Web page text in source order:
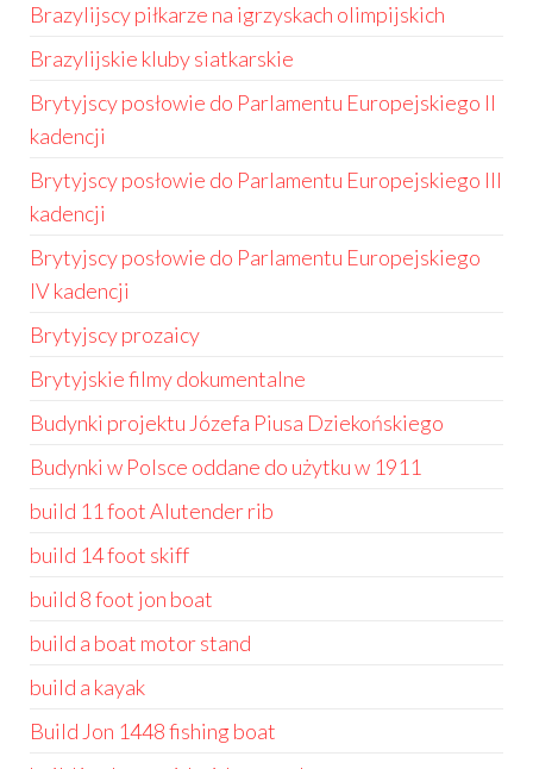
Brazylijscy piłkarze na igrzyskach olimpijskich
Brazylijskie kluby siatkarskie
Brytyjscy posłowie do Parlamentu Europejskiego II
kadencji
Brytyjscy posłowie do Parlamentu Europejskiego III
kadencji
Brytyjscy posłowie do Parlamentu Europejskiego
IV kadencji
Brytyjscy prozaicy
Brytyjskie filmy dokumentalne
Budynki projektu Józefa Piusa Dziekońskiego
Budynki w Polsce oddane do użytku w 1911
build 11 foot Alutender rib
build 14 foot skiff
build 8 foot jon boat
build a boat motor stand
build a kayak
Build Jon 1448 fishing boat